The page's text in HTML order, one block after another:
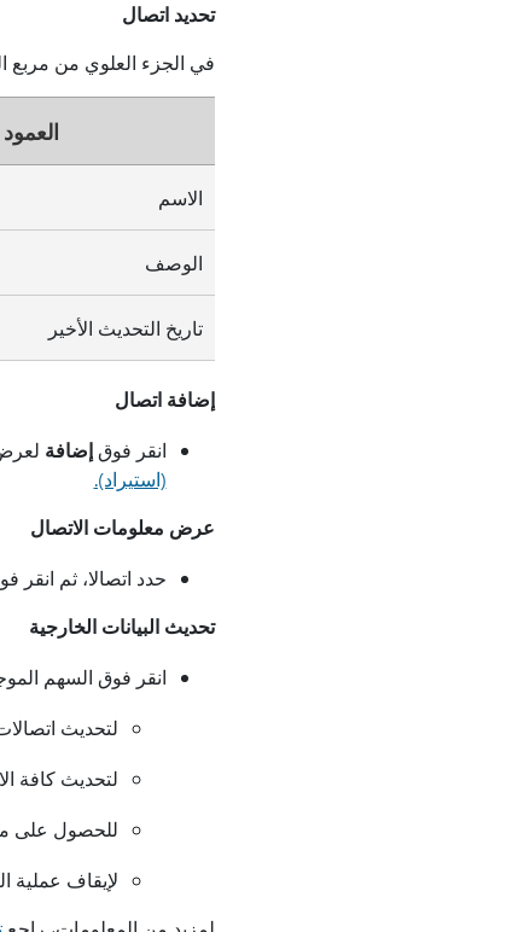
تحديد اتصال
في الجزء العلوي من مربع
العمود
الاسم
الوصف
تاريخ التحديث الأخير
إضافة اتصال
انقر فوقإضافة
(استيراد).
عرض معلومات الاتصال
حدد اتصالا، ثم انقر
تحديث البيانات الخارجية
انقر فوق السهم
لتحديث
لتحديث كافة
للحصول على
لإيقاف عملية